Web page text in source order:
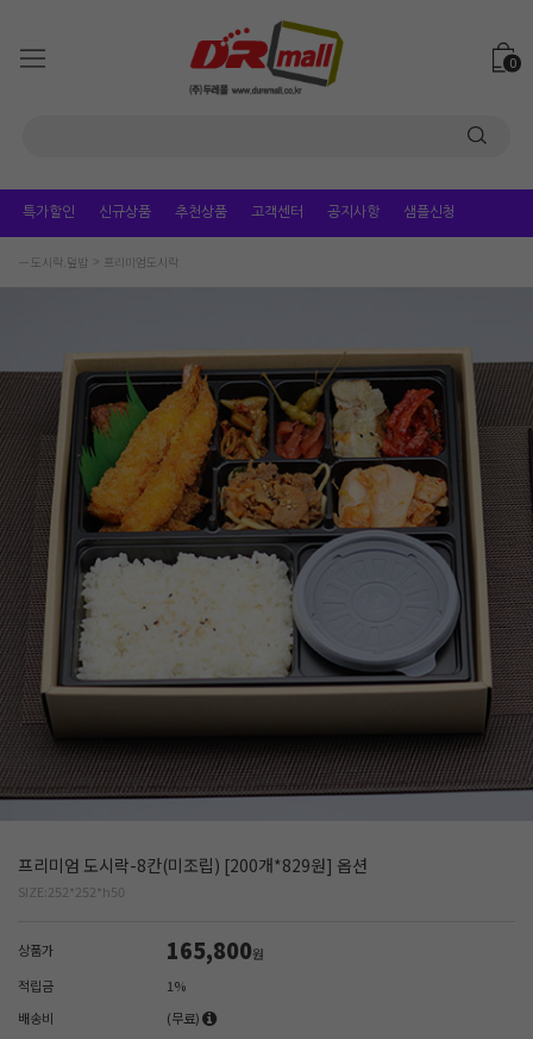
0
특가할인 신규상품 추천상품 고객센터 공지사항 샘플신청
ㅡ 도시락.덮밥 프리미엄도시락
프리미엄 도시락-8칸(미조립) [200개*829원] 옵션
SIZE:252*252*h50
상품가 165,800원
적립금
1%
배송비
(무료)